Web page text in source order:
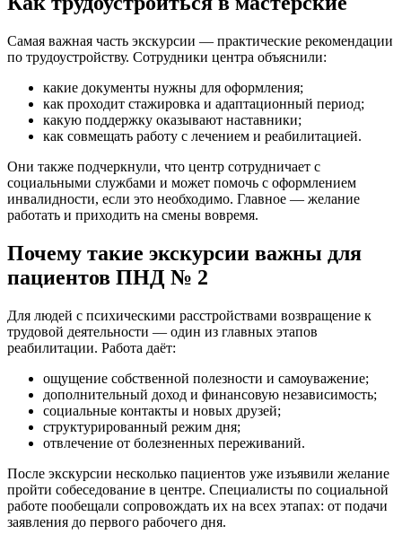
Самая важная часть экскурсии — практические рекомендации
по трудоустройству. Сотрудники центра объяснили:
какие документы нужны для оформления;
как проходит стажировка и адаптационный период;
какую поддержку оказывают наставники;
как совмещать работу с лечением и реабилитацией.
Они также подчеркнули, что центр сотрудничает с
социальными службами и может помочь с оформлением
инвалидности, если это необходимо. Главное — желание
работать и приходить на смены вовремя.
Почему такие экскурсии важны для
пациентов ПНД № 2
Для людей с психическими расстройствами возвращение к
трудовой деятельности — один из главных этапов
реабилитации. Работа даёт:
ощущение собственной полезности и самоуважение;
дополнительный доход и финансовую независимость;
социальные контакты и новых друзей;
структурированный режим дня;
отвлечение от болезненных переживаний.
После экскурсии несколько пациентов уже изъявили желание
пройти собеседование в центре. Специалисты по социальной
работе пообещали сопровождать их на всех этапах: от подачи
заявления до первого рабочего дня.